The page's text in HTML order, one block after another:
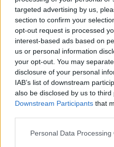
targeted advertising by us,
section to confirm your
opt-out request is processed
interest-based ads based on
us or personal information
your opt-out. You may
disclosure of your personal
IAB’s list of downstream
also be disclosed by us to third
Downstream Participants that
Personal Data Processing
Tételszám: 50
Eladó adatai
Eladó:
Cím:
Budapest
1023.Bp.
Telefon: